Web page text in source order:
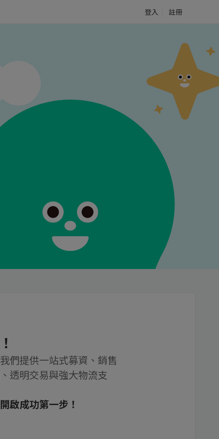
登入 註冊
們提供一站式募資、銷售
透明交易與強大物流支
啟成功第一步！